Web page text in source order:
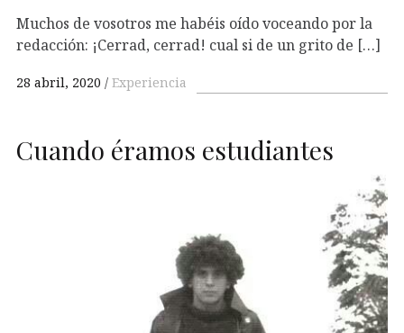
Muchos de vosotros me habéis oído voceando por la
redacción: ¡Cerrad, cerrad! cual si de un grito de […]
28 abril, 2020 Experiencia
Cuando éramos estudiantes